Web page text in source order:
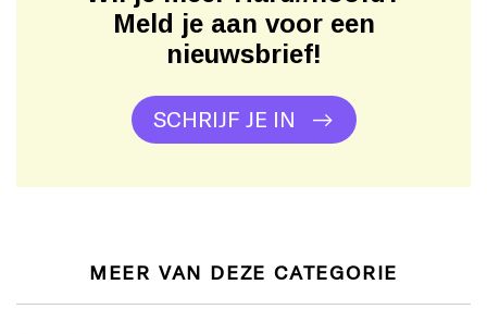
Meld je aan voor een
nieuwsbrief!
SCHRIJF JE IN
MEER VAN DEZE CATEGORIE